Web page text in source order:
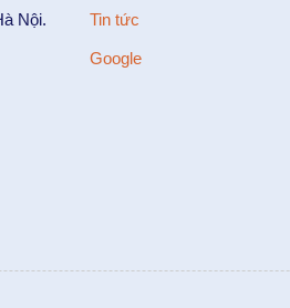
Nội. Tin tức
Google